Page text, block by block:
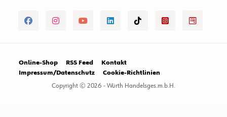
Online-Shop RSS Feed
Kontakt
Impressum/Datenschutz
Cookie-Richtlinien
Copyright © 2026 - Würth Handelsges.m.b.H.